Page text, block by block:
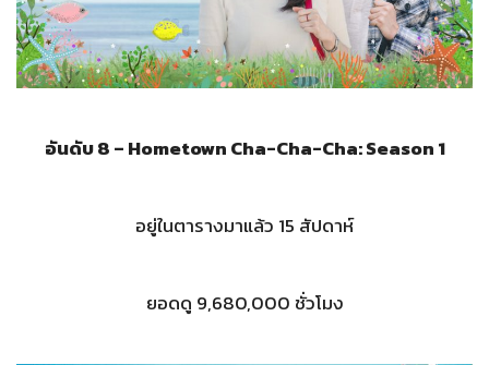
อันดับ 8 – Hometown Cha-Cha-Cha: Season 1
อยู่ในตารางมาแล้ว 15 สัปดาห์
ยอดดู 9,680,000 ชั่วโมง